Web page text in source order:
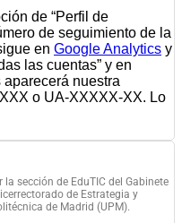
de “Perfil de
de seguimiento de la
en Google Analytics y
las cuentas” y en
aparecerá nuestra
o UA-XXXXX-XX. Lo
sección de EduTIC del Gabinete
de Estrategia y
de Madrid (UPM).